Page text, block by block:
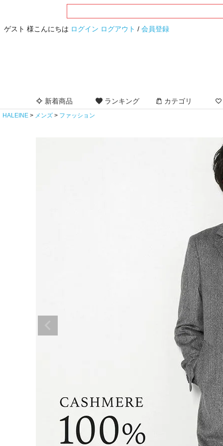
ゲスト 様こんにちは ログイン ログアウト / 会員登録
新着商品 ランキング カテゴリ
HALEINE メンズ ファッション